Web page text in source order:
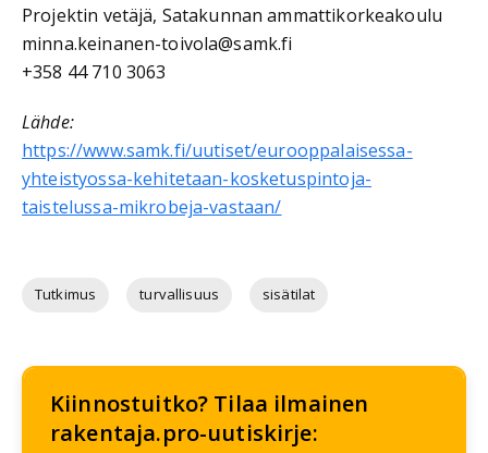
Projektin vetäjä, Satakunnan ammattikorkeakoulu
minna.keinanen-toivola@samk.fi
+358 44 710 3063
Lähde:
https://www.samk.fi/uutiset/eurooppalaisessa-
yhteistyossa-kehitetaan-kosketuspintoja-
taistelussa-mikrobeja-vastaan/
Tutkimus turvallisuus sisätilat
Kiinnostuitko? Tilaa ilmainen
rakentaja.pro-uutiskirje: